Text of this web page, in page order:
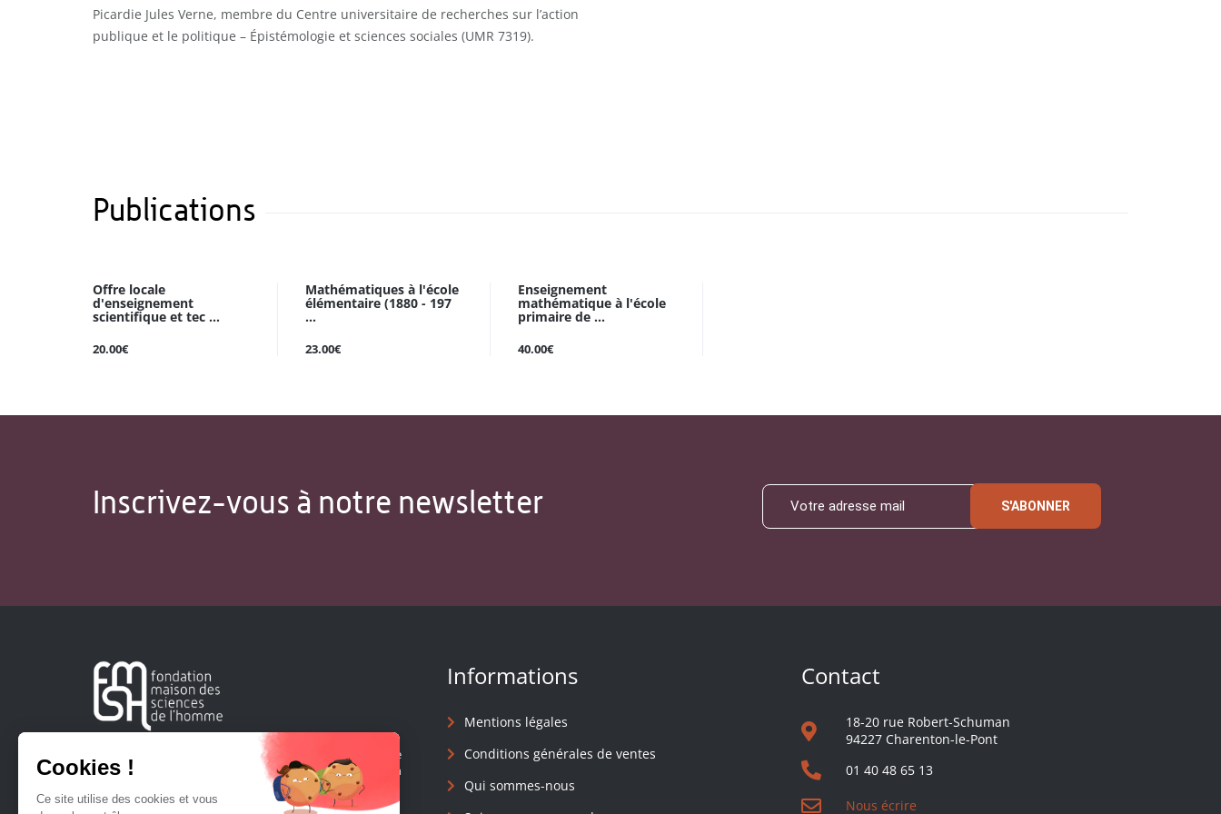
Picardie Jules Verne, membre du Centre universitaire de recherches sur l’action
publique et le politique – Épistémologie et sciences sociales (UMR 7319).
Publications
Offre locale
d'enseignement
scientifique et tec ...
20.00€
Mathématiques à l'école
élémentaire (1880 - 197
...
23.00€
Enseignement
mathématique à l'école
primaire de ...
40.00€
Inscrivez-vous à notre newsletter S'ABONNER
Créée en 1963, la Fondation Maison Sciences de l'Homme
soutient la recherche et la diffusion des connaissances en
Informations
Mentions légales
Conditions générales de ventes
Qui sommes-nous
Contact
18-20 rue Robert-Schuman
94227 Charenton-le-Pont
01 40 48 65 13
Nous écrire